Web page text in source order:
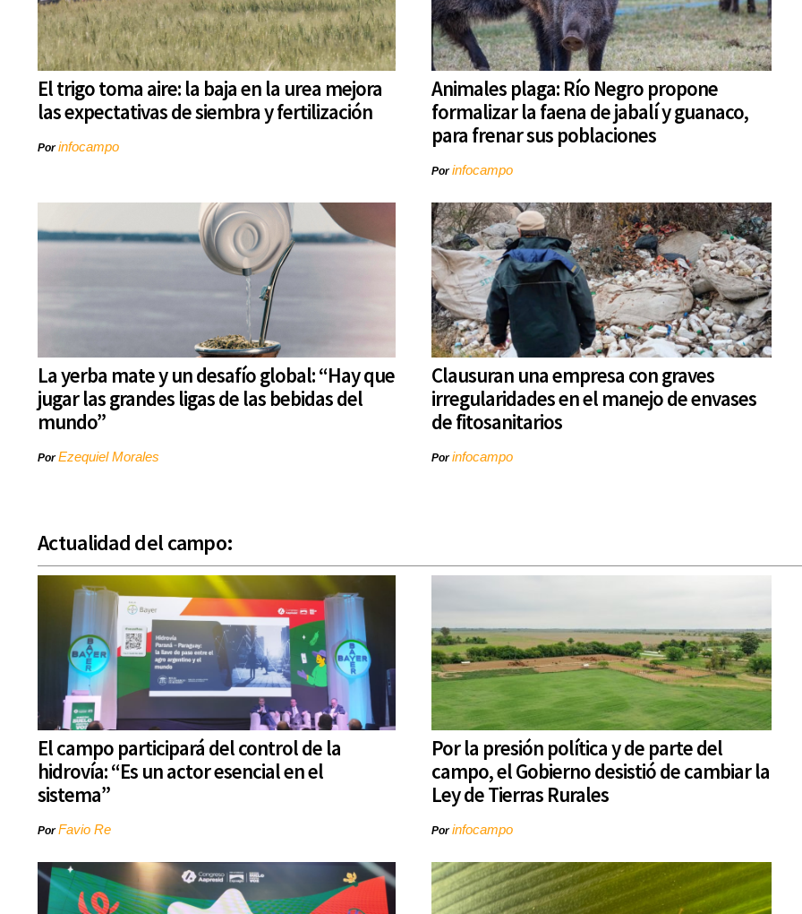
El trigo toma aire: la baja en la urea mejora
las expectativas de siembra y fertilización
Porinfocampo
Animales plaga: Río Negro propone
formalizar la faena de jabalí y guanaco,
para frenar sus poblaciones
Porinfocampo
La yerba mate y un desafío global: “Hay que
jugar las grandes ligas de las bebidas del
mundo”
PorEzequiel Morales
Clausuran una empresa con graves
irregularidades en el manejo de envases
de fitosanitarios
Porinfocampo
Actualidad del campo:
El campo participará del control de la
hidrovía: “Es un actor esencial en el
sistema”
PorFavio Re
Por la presión política y de parte del
campo, el Gobierno desistió de cambiar la
Ley de Tierras Rurales
Porinfocampo